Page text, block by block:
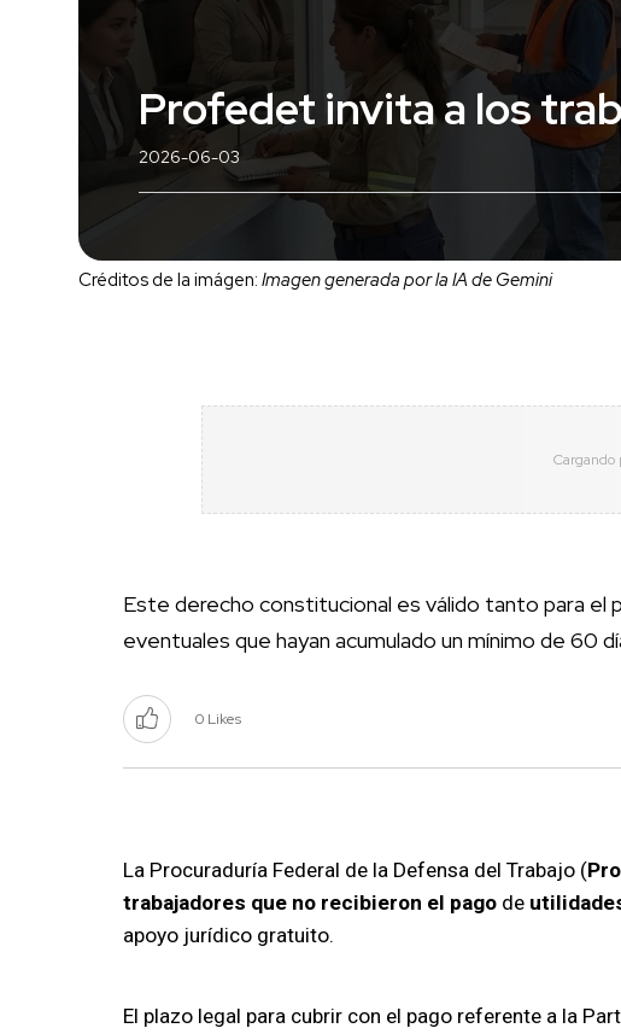
Profedet invita a los
2026-06-03
Créditos de la imágen: Imagen generada por la IA de Gemini
Este derecho constitucional es válido tanto para el
eventuales que hayan acumulado un mínimo de 60
0 Likes
La Procuraduría Federal de la Defensa del Trabajo (
trabajadores que no recibieron el pago de
apoyo jurídico gratuito.
El plazo legal para cubrir con el pago referente a la